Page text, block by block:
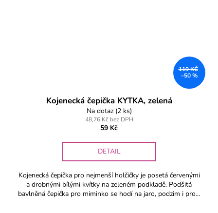
119 KČ
–50 %
Kojenecká čepička KYTKA, zelená
Na dotaz (2 ks)
48,76 Kč bez DPH
59 Kč
DETAIL
Kojenecká čepička pro nejmenší holčičky je posetá červenými
a drobnými bílými kvítky na zeleném podkladě. Podšitá
bavlněná čepička pro miminko se hodí na jaro, podzim i pro...